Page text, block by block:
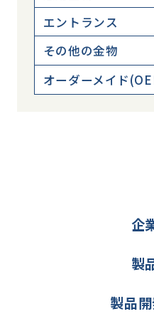
エントランス
その他の金物
オーダーメイド
企
製
製品